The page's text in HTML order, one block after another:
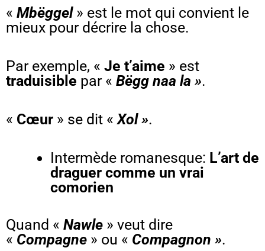
« Mbëggel» est le mot qui convient le
mieux pour décrire la chose.
Par exemple, « Je t’aime » est
traduisible par « Bëgg naa la ».
« Cœur » se dit «Xol ».
Intermède romanesque: L’art de
draguer comme un vrai
comorien
Quand « Nawle » veut dire
« Compagne » ou « Compagnon ».